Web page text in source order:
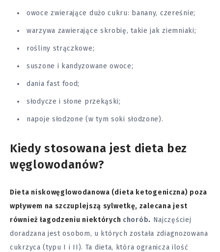
owoce zwierające dużo cukru: banany, czereśnie;
warzywa zawierające skrobię, takie jak ziemniaki;
rośliny strączkowe;
suszone i kandyzowane owoce;
dania fast food;
słodycze i słone przekąski;
napoje słodzone (w tym soki słodzone).
Kiedy stosowana jest dieta bez
węglowodanów?
Dieta niskowęglowodanowa (dieta ketogeniczna) poza
wpływem na szczuplejszą sylwetkę, zalecana jest
również łagodzeniu niektórych chorób. Najczęściej
doradzana jest osobom, u których została zdiagnozowana
cukrzyca (typu I i II). Ta dieta, która ogranicza ilość